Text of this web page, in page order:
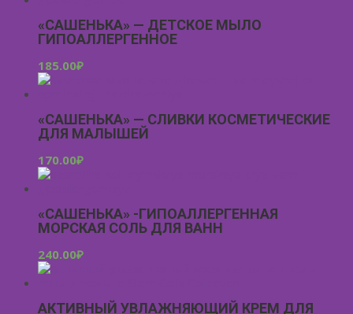
«САШЕНЬКА» — ДЕТСКОЕ МЫЛО
ГИПОАЛЛЕРГЕННОЕ
185.00₽
«САШЕНЬКА» — СЛИВКИ КОСМЕТИЧЕСКИЕ
ДЛЯ МАЛЫШЕЙ
170.00₽
«САШЕНЬКА» -ГИПОАЛЛЕРГЕННАЯ
МОРСКАЯ СОЛЬ ДЛЯ ВАНН
240.00₽
АКТИВНЫЙ УВЛАЖНЯЮЩИЙ КРЕМ ДЛЯ